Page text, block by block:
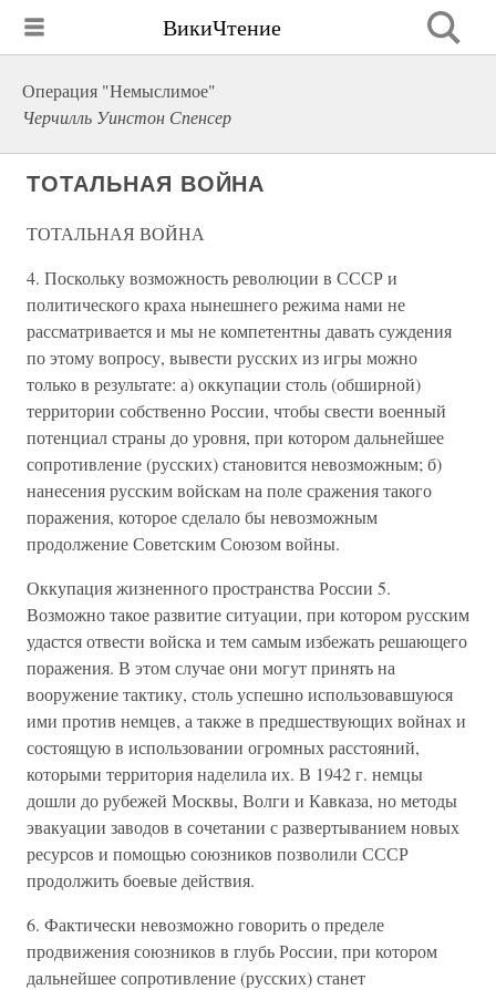
ВикиЧтение
Операция "Немыслимое"
Черчилль Уинстон Спенсер
ТОТАЛЬНАЯ ВОЙНА
ТОТАЛЬНАЯ ВОЙНА
4. Поскольку возможность революции в СССР и
политического краха нынешнего режима нами не
рассматривается и мы не компетентны давать суждения
по этому вопросу, вывести русских из игры можно
только в результате: а) оккупации столь (обширной)
территории собственно России, чтобы свести военный
потенциал страны до уровня, при котором дальнейшее
сопротивление (русских) становится невозможным; б)
нанесения русским войскам на поле сражения такого
поражения, которое сделало бы невозможным
продолжение Советским Союзом войны.
Оккупация жизненного пространства России 5.
Возможно такое развитие ситуации, при котором русским
удастся отвести войска и тем самым избежать решающего
поражения. В этом случае они могут принять на
вооружение тактику, столь успешно использовавшуюся
ими против немцев, а также в предшествующих войнах и
состоящую в использовании огромных расстояний,
которыми территория наделила их. В 1942 г. немцы
дошли до рубежей Москвы, Волги и Кавказа, но методы
эвакуации заводов в сочетании с развертыванием новых
ресурсов и помощью союзников позволили СССР
продолжить боевые действия.
6. Фактически невозможно говорить о пределе
продвижения союзников в глубь России, при котором
дальнейшее сопротивление (русских) станет